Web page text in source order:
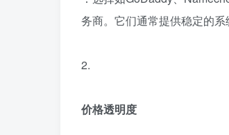
务商。它们通常提供稳定的系
2.
价格透明度